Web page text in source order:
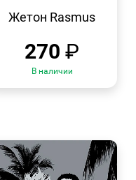
ПРОСМОТР
Жетон Rasmus
270 ₽
В наличии